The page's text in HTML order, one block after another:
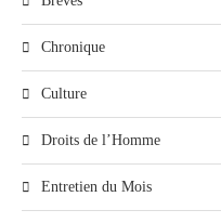
Chronique
Culture
Droits de l’Homme
Entretien du Mois